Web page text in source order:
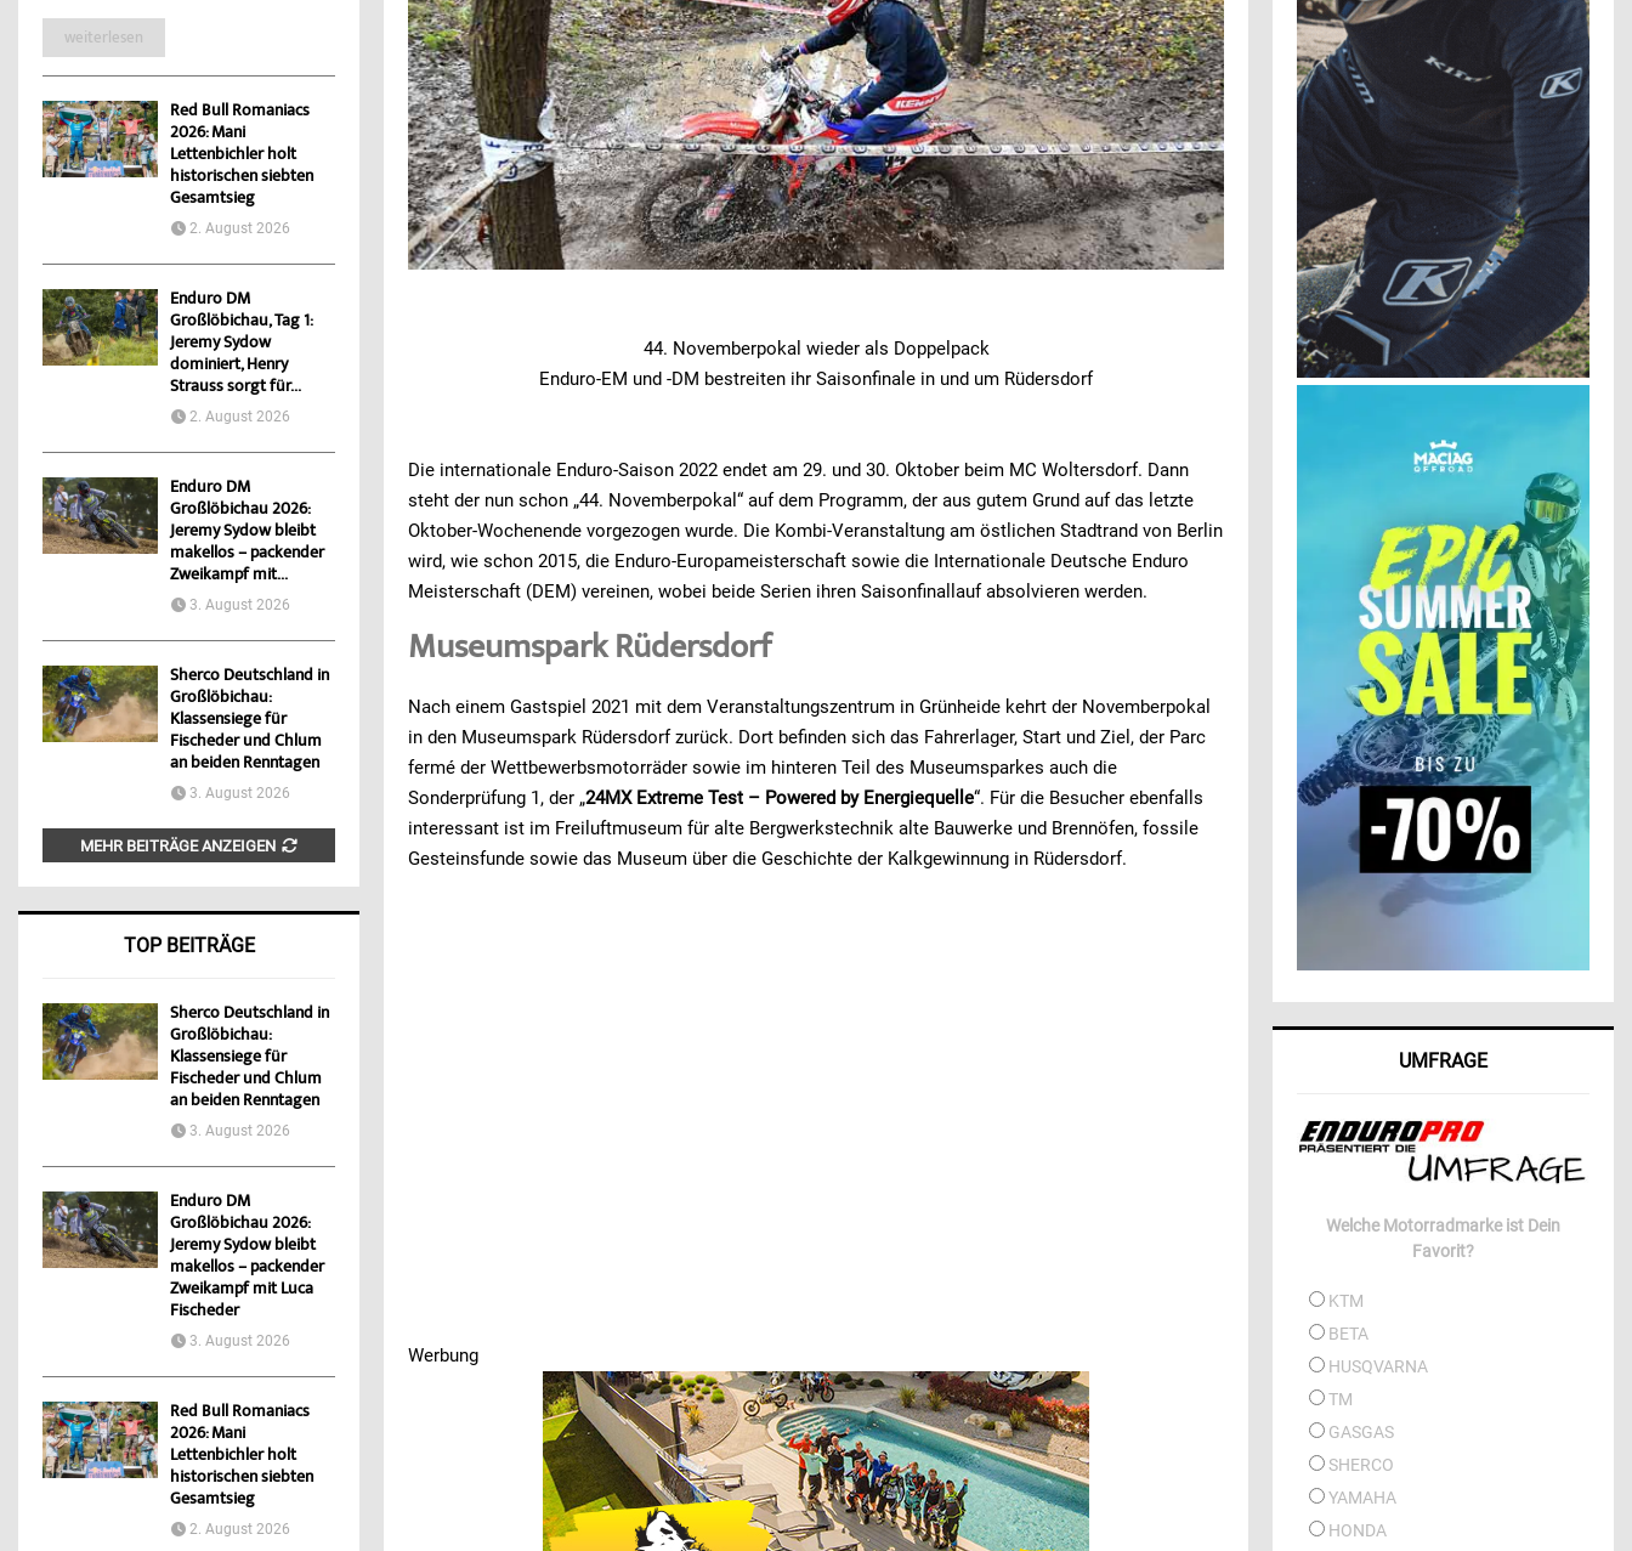
44. Novemberpokal wieder als Doppelpack
Enduro-EM und -DM bestreiten ihr Saisonfinale in und um Rüdersdorf
Die internationale Enduro-Saison 2022 endet am 29. und 30. Oktober beim MC Woltersdorf. Dann
steht der nun schon „44. Novemberpokal“ auf dem Programm, der aus gutem Grund auf das letzte
Oktober-Wochenende vorgezogen wurde. Die Kombi-Veranstaltung am östlichen Stadtrand von Berlin
wird, wie schon 2015, die Enduro-Europameisterschaft sowie die Internationale Deutsche Enduro
Meisterschaft (DEM) vereinen, wobei beide Serien ihren Saisonfinallauf absolvieren werden.
Museumspark Rüdersdorf
Nach einem Gastspiel 2021 mit dem Veranstaltungszentrum in Grünheide kehrt der Novemberpokal
in den Museumspark Rüdersdorf zurück. Dort befinden sich das Fahrerlager, Start und Ziel, der Parc
fermé der Wettbewerbsmotorräder sowie im hinteren Teil des Museumsparkes auch die
Sonderprüfung 1, der „24MX Extreme Test – Powered by Energiequelle“. Für die Besucher ebenfalls
interessant ist im Freiluftmuseum für alte Bergwerkstechnik alte Bauwerke und Brennöfen, fossile
Gesteinsfunde sowie das Museum über die Geschichte der Kalkgewinnung in Rüdersdorf.
Werbung
Werbung
weiterlesen
Red Bull Romaniacs
2026: Mani
Lettenbichler holt
historischen siebten
Gesamtsieg
2. August 2026
Enduro DM
Großlöbichau, Tag 1:
Jeremy Sydow
dominiert, Henry
Strauss sorgt für...
2. August 2026
Enduro DM
Großlöbichau 2026:
Jeremy Sydow bleibt
makellos – packender
Zweikampf mit...
3. August 2026
Sherco Deutschland in
Großlöbichau:
Klassensiege für
Fischeder und Chlum
an beiden Renntagen
3. August 2026
MEHR BEITRÄGE ANZEIGEN
TOP BEITRÄGE
Sherco Deutschland in
Großlöbichau:
Klassensiege für
Fischeder und Chlum
an beiden Renntagen
3. August 2026
Enduro DM
Großlöbichau 2026:
Jeremy Sydow bleibt
makellos – packender
Zweikampf mit Luca
Fischeder
3. August 2026
Red Bull Romaniacs
2026: Mani
Lettenbichler holt
historischen siebten
Gesamtsieg
2. August 2026
UMFRAGE
Welche Motorradmarke ist Dein
Favorit?
KTM
BETA
HUSQVARNA
TM
GASGAS
SHERCO
YAMAHA
HONDA